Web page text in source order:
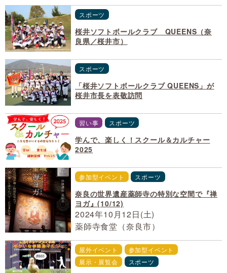
スポーツ
桜井ソフトボールクラブ QUEENS（奈
良県／桜井市）
スポーツ
「桜井ソフトボールクラブ QUEENS」が
桜井市長を表敬訪問
習い事 スポーツ
学んで、楽しく！スクール＆カルチャー
2025
参加型イベント スポーツ
奈良の世界遺産薬師寺の特別な空間で『禅
ヨガ』(10/12)
2024年10月12日(土)
薬師寺食堂（奈良市）
屋外イベント
参加型イベント
展示・展覧会
スポーツ